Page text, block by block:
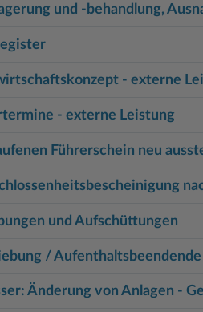
und -behandlung,
- externe
- externe Leistung
Führerschein neu
und Aufschüttungen
/
Änderung von Anlagen -